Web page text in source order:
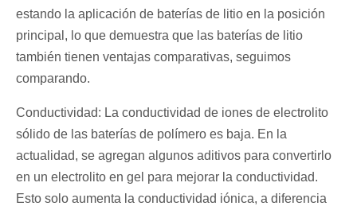
estando la aplicación de baterías de litio en la posición
principal, lo que demuestra que las baterías de litio
también tienen ventajas comparativas, seguimos
comparando.
Conductividad: La conductividad de iones de electrolito
sólido de las baterías de polímero es baja. En la
actualidad, se agregan algunos aditivos para convertirlo
en un electrolito en gel para mejorar la conductividad.
Esto solo aumenta la conductividad iónica, a diferencia